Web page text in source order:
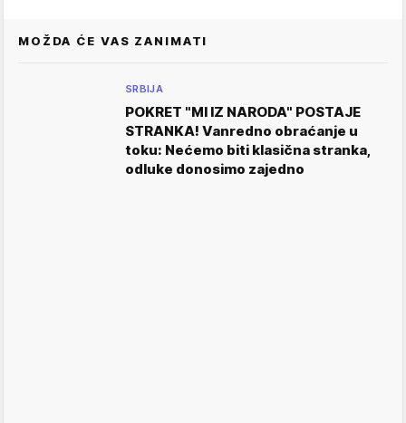
MOŽDA ĆE VAS ZANIMATI
SRBIJA
POKRET "MI IZ NARODA" POSTAJE
STRANKA! Vanredno obraćanje u
toku: Nećemo biti klasična stranka,
odluke donosimo zajedno